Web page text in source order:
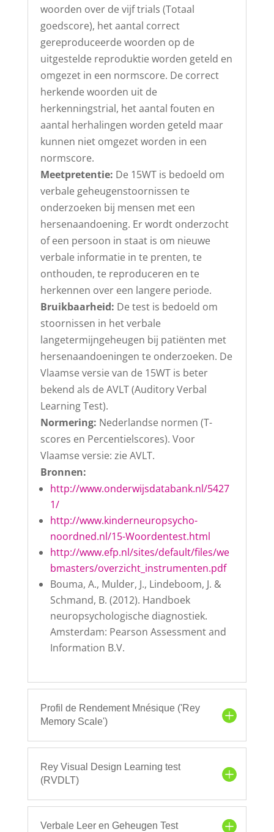
woorden over de vijf trials (Totaal
goedscore), het aantal correct
gereproduceerde woorden op de
uitgestelde reproduktie worden geteld en
omgezet in een normscore. De correct
herkende woorden uit de
herkenningstrial, het aantal fouten en
aantal herhalingen worden geteld maar
kunnen niet omgezet worden in een
normscore.
Meetpretentie: De 15WT is bedoeld om
verbale geheugenstoornissen te
onderzoeken bij mensen met een
hersenaandoening. Er wordt onderzocht
of een persoon in staat is om nieuwe
verbale informatie in te prenten, te
onthouden, te reproduceren en te
herkennen over een langere periode.
Bruikbaarheid: De test is bedoeld om
stoornissen in het verbale
langetermijngeheugen bij patiënten met
hersenaandoeningen te onderzoeken. De
Vlaamse versie van de 15WT is beter
bekend als de AVLT (Auditory Verbal
Learning Test).
Normering: Nederlandse normen (T-
scores en Percentielscores). Voor
Vlaamse versie: zie AVLT.
Bronnen:
http://www.onderwijsdatabank.nl/5427
1/
http://www.kinderneuropsycho-
noordned.nl/15-Woordentest.html
http://www.efp.nl/sites/default/files/we
bmasters/overzicht_instrumenten.pdf
Bouma, A., Mulder, J., Lindeboom, J. &
Schmand, B. (2012). Handboek
neuropsychologische diagnostiek.
Amsterdam: Pearson Assessment and
Information B.V.
Profil de Rendement Mnésique ('Rey
Memory Scale')
Rey Visual Design Learning test
(RVDLT)
Verbale Leer en Geheugen Test